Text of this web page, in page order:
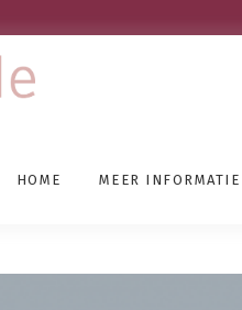
HOME MEER INFORMATIE